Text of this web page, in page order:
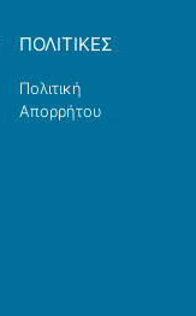
ΠΟΛΙΤΙΚΕΣ
Πολιτική
Απορρήτου